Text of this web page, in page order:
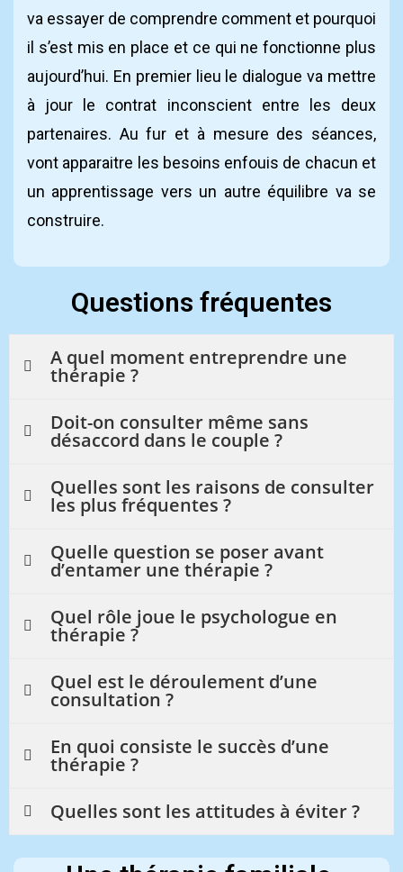
va essayer de comprendre comment et pourquoi
il s’est mis en place et ce qui ne fonctionne plus
aujourd’hui. En premier lieu le dialogue va mettre
à jour le contrat inconscient entre les deux
partenaires. Au fur et à mesure des séances,
vont apparaitre les besoins enfouis de chacun et
un apprentissage vers un autre équilibre va se
construire.
Questions fréquentes
A quel moment entreprendre une
thérapie ?
Doit-on consulter même sans
désaccord dans le couple ?
Quelles sont les raisons de consulter
les plus fréquentes ?
Quelle question se poser avant
d’entamer une thérapie ?
Quel rôle joue le psychologue en
thérapie ?
Quel est le déroulement d’une
consultation ?
En quoi consiste le succès d’une
thérapie ?
Quelles sont les attitudes à éviter ?